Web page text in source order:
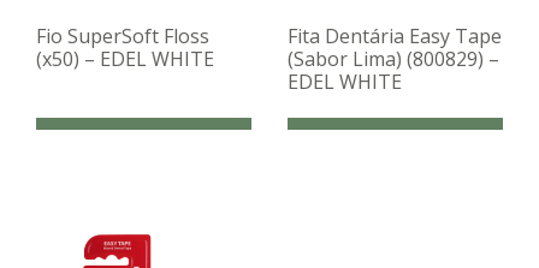
Fio SuperSoft Floss
(x50) – EDEL WHITE
Fita Dentária Easy Tape
(Sabor Lima) (800829) –
EDEL WHITE